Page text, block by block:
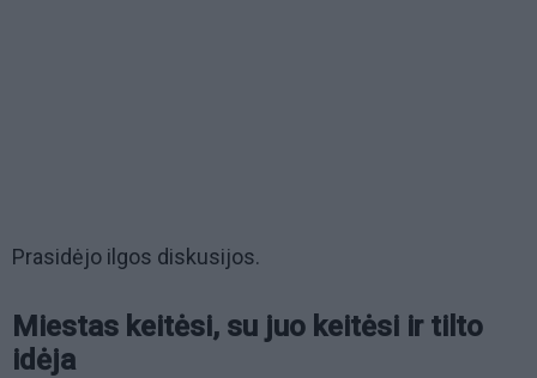
Prasidėjo ilgos diskusijos.
Miestas keitėsi, su juo keitėsi ir tilto
idėja